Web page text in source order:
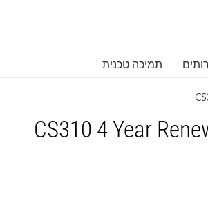
תמיכה טכנית
CS310 4 Year